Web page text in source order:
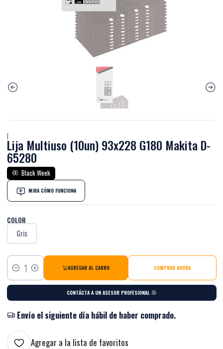
|
Lija Multiuso (10un) 93x228 G180 Makita D-
65280
Black Week
MIRA CÓMO FUNCIONA
COLOR
Gris
Cantidad
AGREGAR AL CARRO COMPRAR AHORA
CONTÁCTA A UN ASESOR PROFESIONAL
Envío el siguiente día hábil de haber comprado.
Agregar a la lista de favoritos